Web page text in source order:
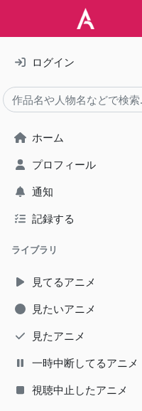
ログイン
ホーム
プロフィール
通知
記録する
ライブラリ
見てるアニメ
見たいアニメ
見たアニメ
一時中断してるアニメ
視聴中止したアニメ